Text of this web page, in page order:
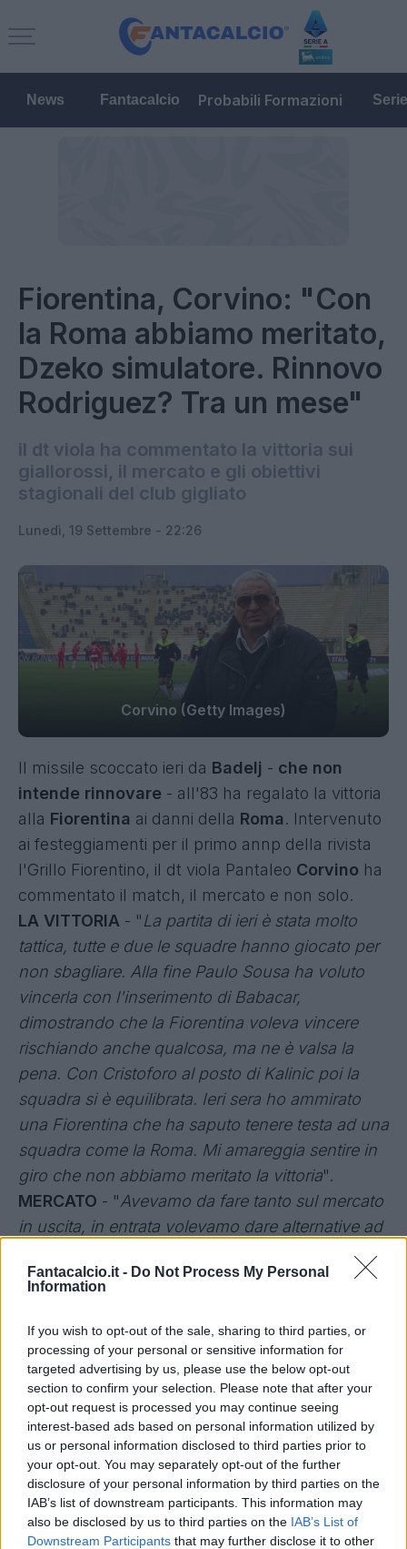
Fantacalcio.it - Do Not Process My Personal
Information
If you wish to opt-out of the sale, sharing to third parties, or
processing of your personal or sensitive information for
targeted advertising by us, please use the below opt-out
section to confirm your selection. Please note that after your
opt-out request is processed you may continue seeing
interest-based ads based on personal information utilized by
us or personal information disclosed to third parties prior to
your opt-out. You may separately opt-out of the further
disclosure of your personal information by third parties on the
IAB’s list of downstream participants. This information may
also be disclosed by us to third parties on the IAB’s List of
Downstream Participants that may further disclose it to other
News Fantacalcio Probabili Formazioni
Fiorentina, Corvino: "Con
la Roma abbiamo meritato,
Dzeko simulatore. Rinnovo
Rodriguez? Tra un mese"
il dt viola ha commentato la vittoria sui
giallorossi, il mercato e gli obiettivi
stagionali del club gigliato
Lunedì, 19 Settembre - 22:26
Corvino (Getty Images)
Il missile scoccato ieri da Badelj - che non
intende rinnovare - all'83 ha regalato la vittoria
alla Fiorentina ai danni della Roma. Intervenuto
ai festeggiamenti per il primo annp della rivista
I'Grillo Fiorentino, il dt viola Pantaleo Corvino ha
commentato il match, il mercato e non solo.
LA VITTORIA - "La partita di ieri è stata molto
tattica, tutte e due le squadre hanno giocato per
non sbagliare. Alla fine Paulo Sousa ha voluto
vincerla con l'inserimento di Babacar,
dimostrando che la Fiorentina voleva vincere
rischiando anche qualcosa, ma ne è valsa la
pena. Con Cristoforo al posto di Kalinic poi la
squadra si è equilibrata. Ieri sera ho ammirato
una Fiorentina che ha saputo tenere testa ad una
squadra come la Roma. Mi amareggia sentire in
giro che non abbiamo meritato la vittoria".
MERCATO - "Avevamo da fare tanto sul mercato
in uscita, in entrata volevamo dare alternative ad
una squadra importante che volevamo lasciare
com'era. Gli acquisti dovevano essere funzionali,
Cristoforo e gli altri dimostreranno di esserlo ".
UDINESE - "Veniamo dal giovedì di coppa, poi ci
sarà domenica il Milan e ancora Europa League.
A volte le tante partite alterano il valore della
squadra, a Udine sarà una gara che deve tenere
presente il grande numero di impegni ravvicinati.
Obiettivi? Siamo una squadra attrezzata, strada
facendo vedremo quanto saranno competitive le
altre. Siamo pronti per affrontare tre